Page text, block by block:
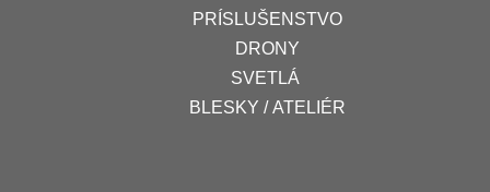
PRÍSLUŠENSTVO
DRONY
SVETLÁ
BLESKY / ATELIÉR